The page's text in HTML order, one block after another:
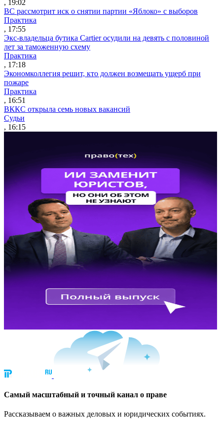
, 19:02
ВС рассмотрит иск о снятии партии «Яблоко» с выборов
Практика
, 17:55
Экс-владельца бутика Cartier осудили на девять с половиной
лет за таможенную схему
Практика
, 17:18
Экономколлегия решит, кто должен возмещать ущерб при
пожаре
Практика
, 16:51
ВККС открыла семь новых вакансий
Судьи
, 16:15
Cамый масштабный и точный канал о праве
Рассказываем о важных деловых и юридических событиях.